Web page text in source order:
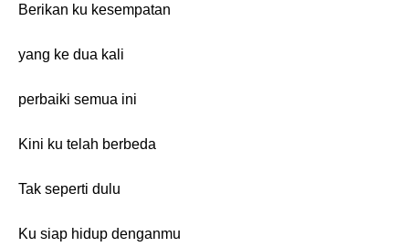
Berikan ku kesempatan
yang ke dua kali
perbaiki semua ini
Kini ku telah berbeda
Tak seperti dulu
Ku siap hidup denganmu